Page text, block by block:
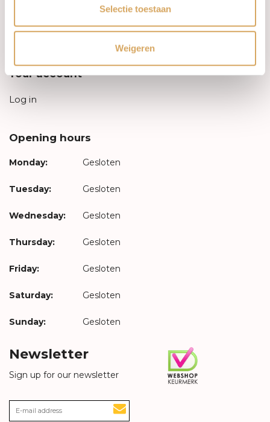
Selectie toestaan
Weigeren
Leveringsvoorwaarden
Privacy Policy
Your account
Log in
Opening hours
Monday: Gesloten
Tuesday: Gesloten
Wednesday: Gesloten
Thursday: Gesloten
Friday: Gesloten
Saturday: Gesloten
Sunday: Gesloten
Newsletter
Sign up for our newsletter